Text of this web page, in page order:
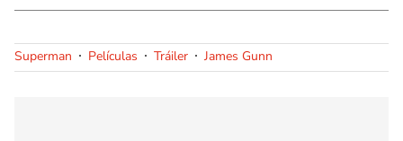
Superman Películas Tráiler James Gunn